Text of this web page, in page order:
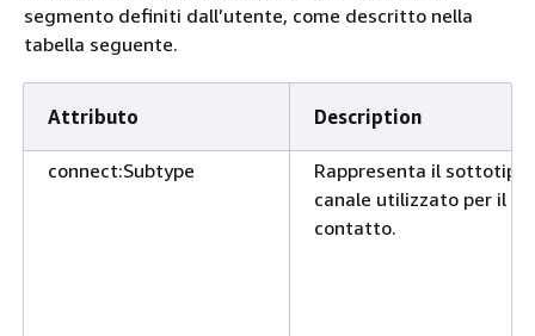
segmento definiti dall’utente, come descritto nella
tabella seguente.
Attributo Description
connect:Subtype
Rappresenta il sottotipo
canale utilizzato per il
contatto.